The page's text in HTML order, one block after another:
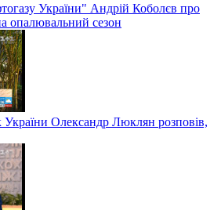
України" Андрій Коболєв про
опалювальний сезон
Олександр Люклян розповів,